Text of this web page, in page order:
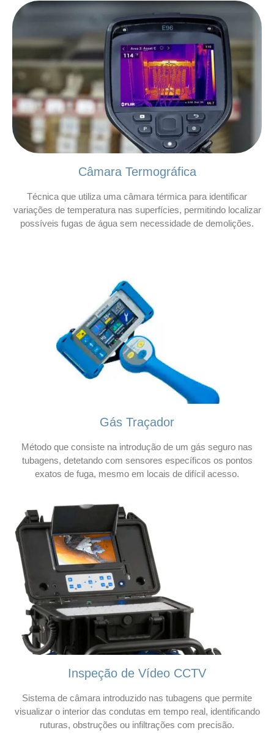
Câmara Termográfica
Técnica que utiliza uma câmara térmica para identificar
variações de temperatura nas superfícies, permitindo localizar
possíveis fugas de água sem necessidade de demolições.
Gás Traçador
Método que consiste na introdução de um gás seguro nas
tubagens, detetando com sensores específicos os pontos
exatos de fuga, mesmo em locais de difícil acesso.
Inspeção de Vídeo CCTV
Sistema de câmara introduzido nas tubagens que permite
visualizar o interior das condutas em tempo real, identificando
ruturas, obstruções ou infiltrações com precisão.